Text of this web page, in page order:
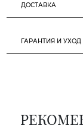
ДОСТАВКА
ГАРАНТИЯ И УХОД